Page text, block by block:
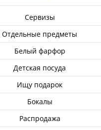
Сервизы
Отдельные предметы
Белый фарфор
Детская посуда
Ищу подарок
Бокалы
Распродажа